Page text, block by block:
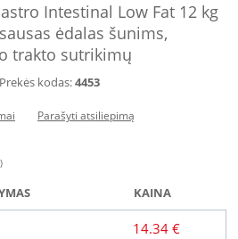
Intestinal Low Fat 12 kg
ėdalas šunims,
trakto sutrikimų
Prekės kodas:4453
Parašyti atsiliepimą
KAINA
14.34 €